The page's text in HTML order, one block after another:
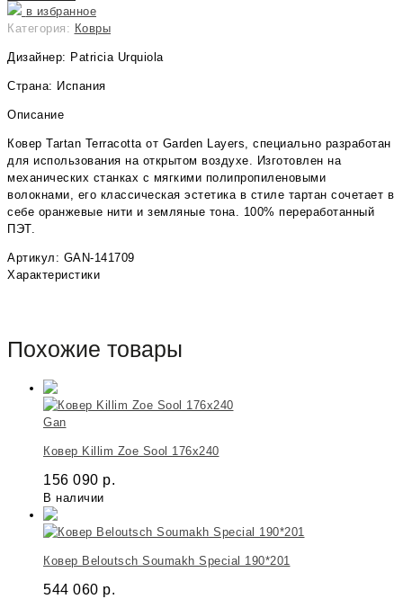
в избранное
Категория: Ковры
Дизайнер: Patricia Urquiola
Страна: Испания
Описание
Ковер Tartan Terracotta от Garden Layers, специально разработан
для использования на открытом воздухе. Изготовлен на
механических станках с мягкими полипропиленовыми
волокнами, его классическая эстетика в стиле тартан сочетает в
себе оранжевые нити и земляные тона. 100% переработанный
ПЭТ.
Артикул: GAN-141709
Характеристики
Похожие товары
Gan
Ковер Killim Zoe Sool 176х240
156 090 р.
В наличии
Ковер Beloutsch Soumakh Special 190*201
544 060 р.